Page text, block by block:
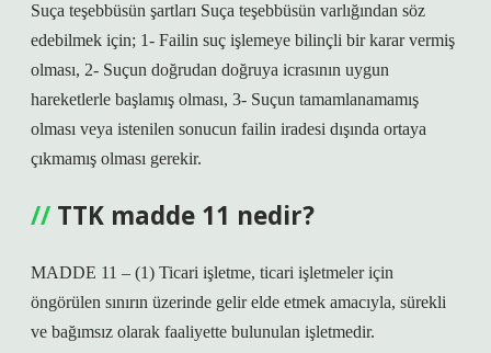
Suça teşebbüsün şartları Suça teşebbüsün varlığından söz
edebilmek için; 1- Failin suç işlemeye bilinçli bir karar vermiş
olması, 2- Suçun doğrudan doğruya icrasının uygun
hareketlerle başlamış olması, 3- Suçun tamamlanamamış
olması veya istenilen sonucun failin iradesi dışında ortaya
çıkmamış olması gerekir.
TTK madde 11 nedir?
MADDE 11 – (1) Ticari işletme, ticari işletmeler için
öngörülen sınırın üzerinde gelir elde etmek amacıyla, sürekli
ve bağımsız olarak faaliyette bulunulan işletmedir.